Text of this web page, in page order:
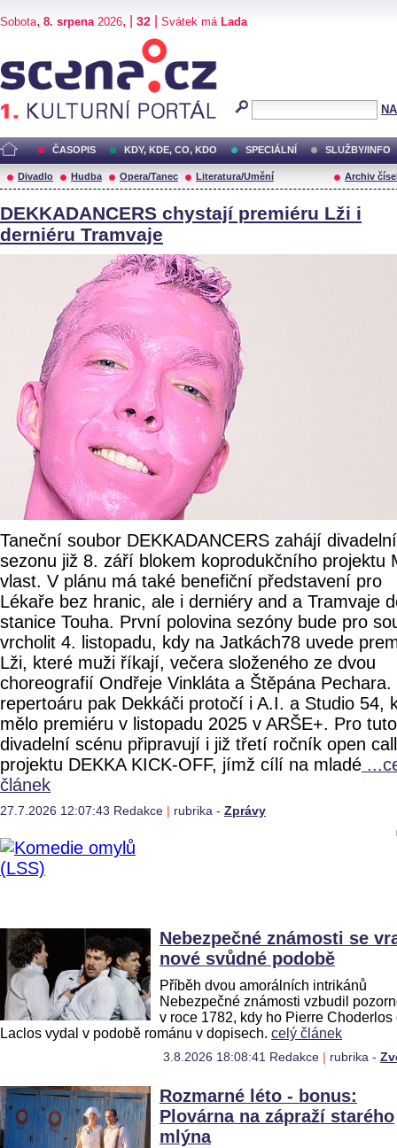
Sobota, 8. srpena2026, | 32 Svátek má Lada
ČASOPIS KDY, KDE, CO, KDO SPECIÁLNÍ SLUŽBY/INFO
Divadlo Hudba Opera/Tanec Literatura/Umění Archiv
DEKKADANCERS chystají premiéru Lži i
derniéru Tramvaje
Taneční soubor DEKKADANCERS zahájí divadelní
sezonu již 8. září blokem koprodukčního projektu
vlast. V plánu má také benefiční představení pro
Lékaře bez hranic, ale i derniéry and a Tramvaje
stanice Touha. První polovina sezóny bude pro
vrcholit 4. listopadu, kdy na Jatkách78 uvede
Lži, které muži říkají, večera složeného ze dvou
choreografií Ondřeje Vinkláta a Štěpána Pechara.
repertoáru pak Dekkáči protočí i A.I. a Studio 54,
mělo premiéru v listopadu 2025 v ARŠE+. Pro tuto
divadelní scénu připravují i již třetí ročník open
projektu DEKKA KICK-OFF, jímž cílí na mladé
článek
27.7.2026 12:07:43 Redakce rubrika - Zprávy
Nebezpečné známosti se
nové svůdné podobě
Příběh dvou amorálních intrikánů
Nebezpečné známosti vzbudil
v roce 1782, kdy ho Pierre Choderlos
Laclos vydal v podobě románu v dopisech. celý článek
3.8.2026 18:08:41 Redakce rubrika -
Rozmarné léto - bonus:
Plovárna na zápraží starého
mlýna